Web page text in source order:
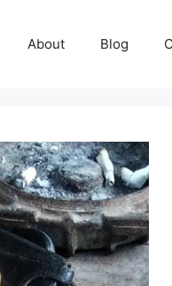
About Blog